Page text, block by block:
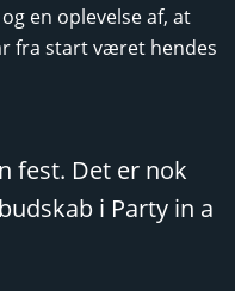
en oplevelse af, at
fra start været hendes
fest. Det er nok
i Party in a